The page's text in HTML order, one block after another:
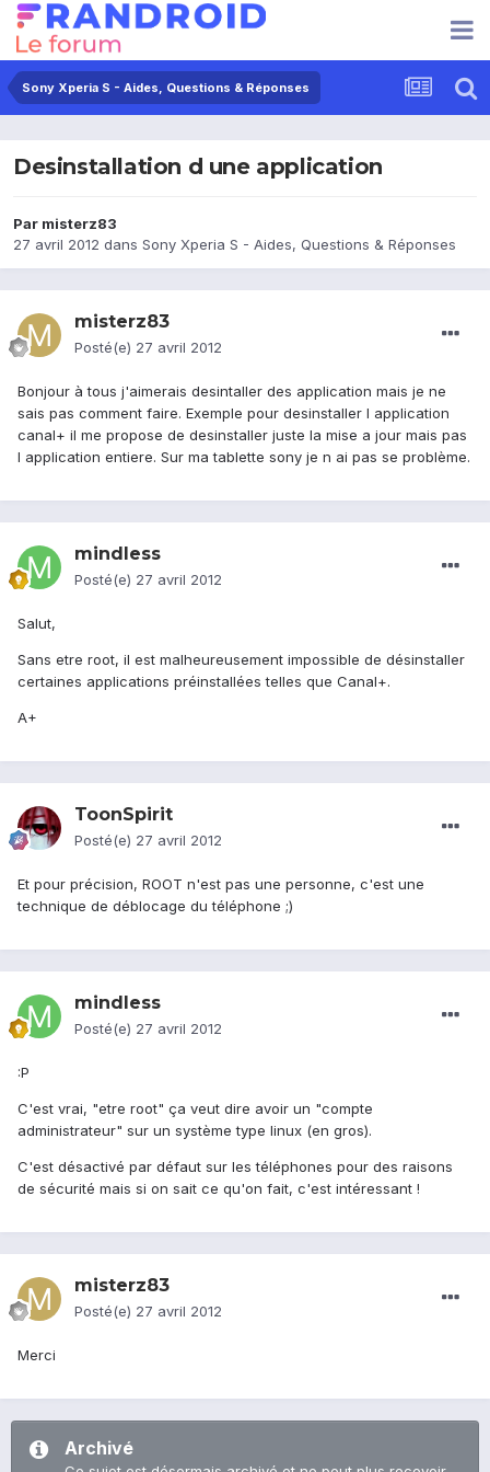
Sony Xperia S - Aides, Questions & Réponses
Desinstallation d une application
Par misterz83
27 avril 2012 dans Sony Xperia S - Aides, Questions & Réponses
misterz83
Posté(e) 27 avril 2012
Bonjour à tous j'aimerais desintaller des application mais je ne
sais pas comment faire. Exemple pour desinstaller l application
canal+ il me propose de desinstaller juste la mise a jour mais pas
l application entiere. Sur ma tablette sony je n ai pas se problème.
mindless
Posté(e) 27 avril 2012
Salut,
Sans etre root, il est malheureusement impossible de désinstaller
certaines applications préinstallées telles que Canal+.
A+
ToonSpirit
Posté(e) 27 avril 2012
Et pour précision, ROOT n'est pas une personne, c'est une
technique de déblocage du téléphone ;)
mindless
Posté(e) 27 avril 2012
:P
C'est vrai, "etre root" ça veut dire avoir un "compte
administrateur" sur un système type linux (en gros).
C'est désactivé par défaut sur les téléphones pour des raisons
de sécurité mais si on sait ce qu'on fait, c'est intéressant !
misterz83
Posté(e) 27 avril 2012
Merci
Archivé